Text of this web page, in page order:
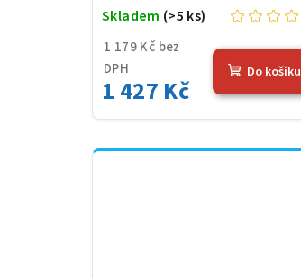
1 179 Kč bez
DPH
1 427 Kč
Skladem (>5 ks)
Do košíku